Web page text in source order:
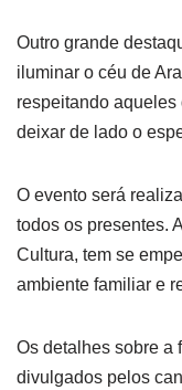
Outro grande
iluminar o céu de
respeitando
deixar de lado o
O evento será
todos os presentes.
Cultura, tem se
ambiente familiar e
Os detalhes sobre a
divulgados pelos